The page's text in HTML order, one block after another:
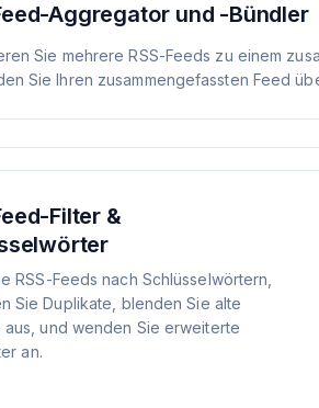
Aggregator und -Bündler
Sie mehrere RSS-Feeds zu einem
Sie Ihren zusammengefassten Feed
Filter &
RSS-Feeds nach Schlüsselwörtern,
Sie Duplikate, blenden Sie alte
aus, und wenden Sie erweiterte
an.